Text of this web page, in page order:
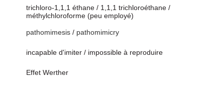
trichloro-1,1,1 éthane / 1,1,1 trichloroéthane /
méthylchloroforme (peu employé)
pathomimesis / pathomimicry
incapable d'imiter / impossible à reproduire
Effet Werther